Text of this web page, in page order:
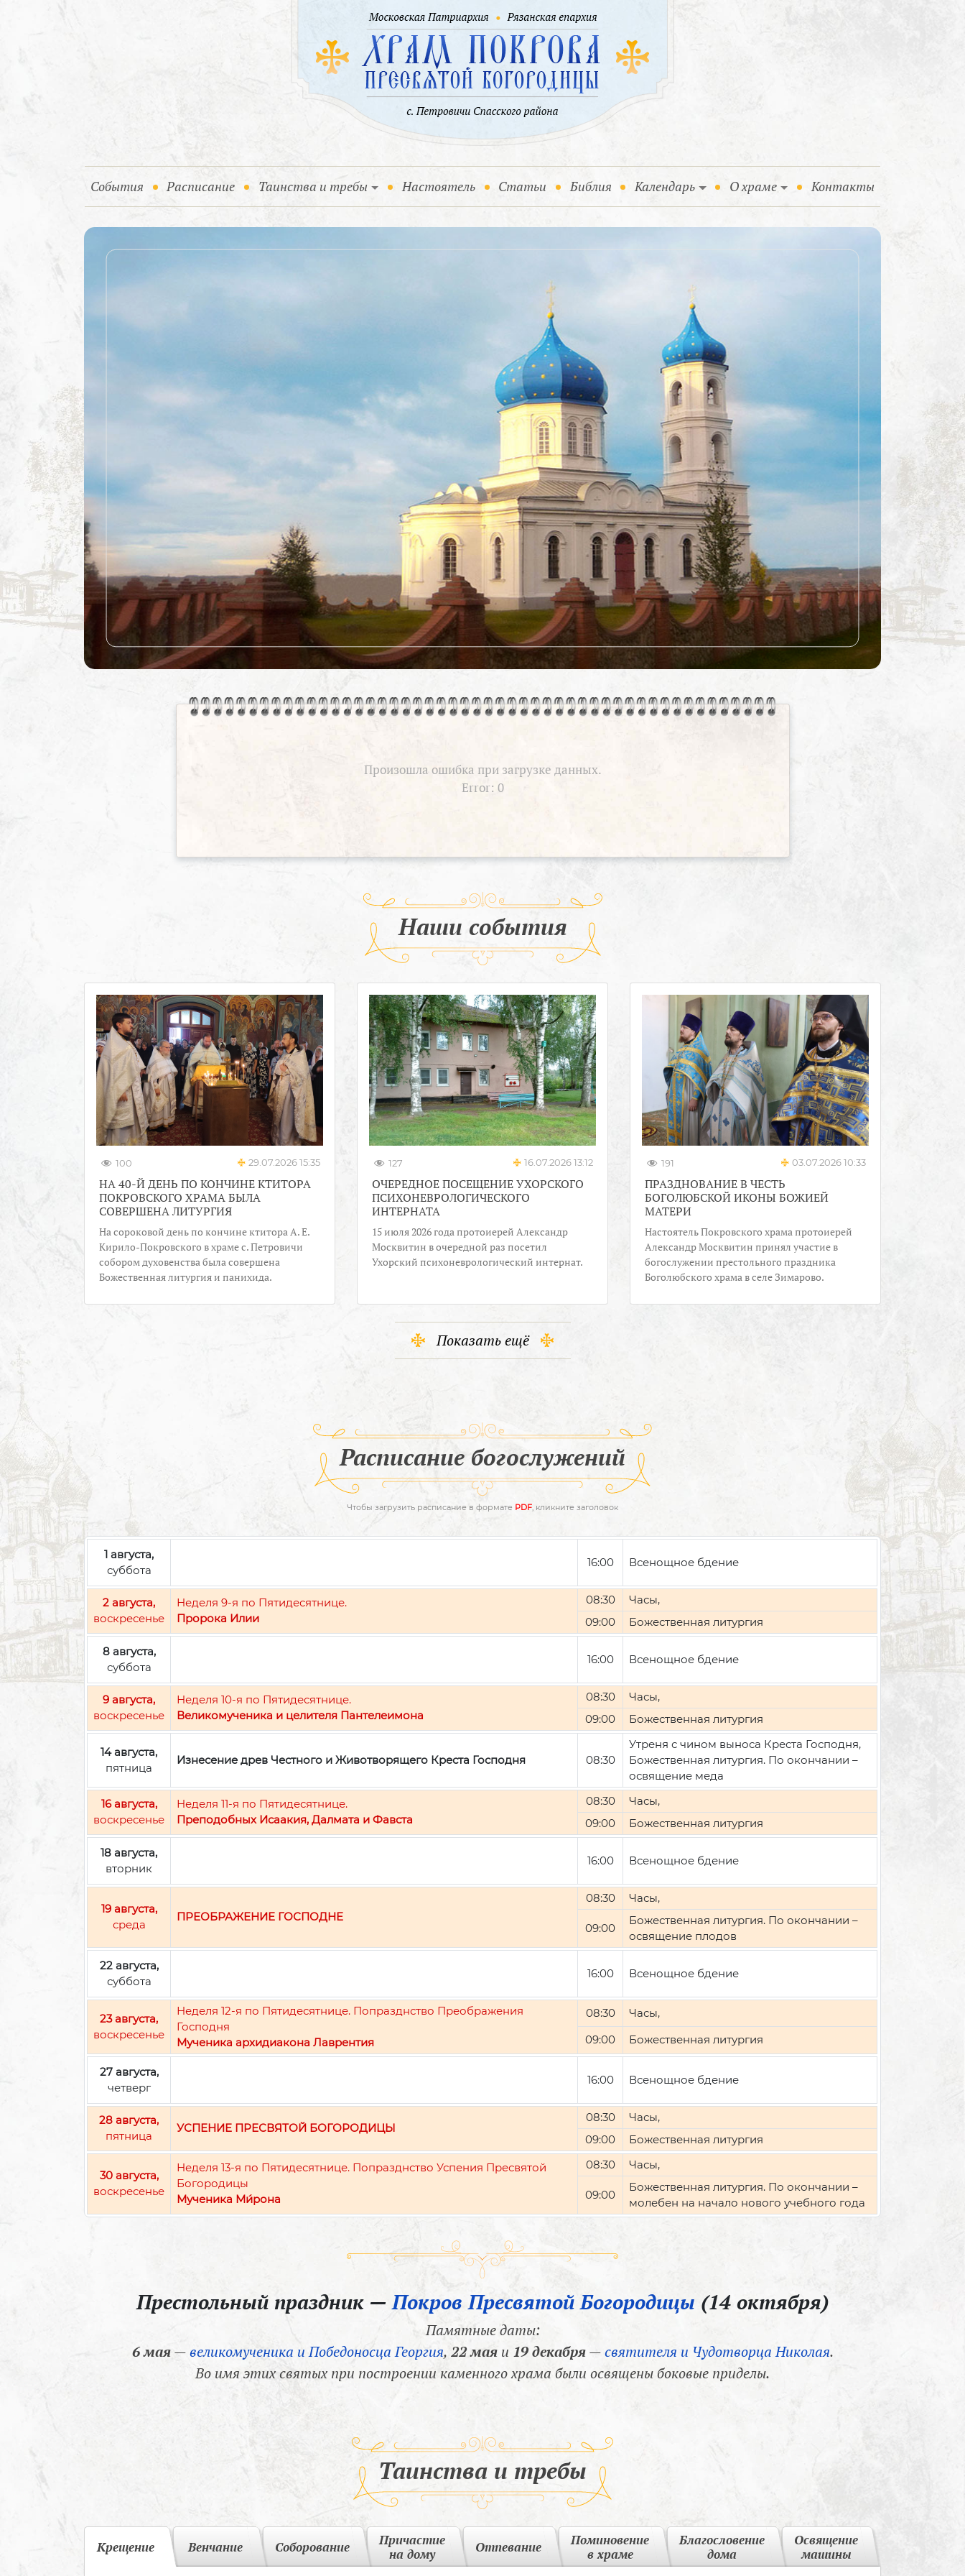
События (current)
Расписание Таинства и требы Настоятель Статьи Библия Календарь О храме Контакты
Произошла ошибка при загрузке данных.
Error: 0
Наши события
100 29.07.2026 15:35
НА 40-Й ДЕНЬ ПО КОНЧИНЕ КТИТОРА
ПОКРОВСКОГО ХРАМА БЫЛА
СОВЕРШЕНА ЛИТУРГИЯ
На сороковой день по кончине ктитора А. Е.
Кирило-Покровского в храме с. Петровичи
собором духовенства была совершена
Божественная литургия и панихида.
127 16.07.2026 13:12
ОЧЕРЕДНОЕ ПОСЕЩЕНИЕ УХОРСКОГО
ПСИХОНЕВРОЛОГИЧЕСКОГО
ИНТЕРНАТА
15 июля 2026 года протоиерей Александр
Москвитин в очередной раз посетил
Ухорский психоневрологический интернат.
191 03.07.2026 10:33
ПРАЗДНОВАНИЕ В ЧЕСТЬ
БОГОЛЮБСКОЙ ИКОНЫ БОЖИЕЙ
МАТЕРИ
Настоятель Покровского храма протоиерей
Александр Москвитин принял участие в
богослужении престольного праздника
Боголюбского храма в селе Зимарово.
Показать ещё
Расписание богослужений
Чтобы загрузить расписание в формате PDF, кликните заголовок
1 августа,
суббота
16:00 Всенощное бдение
2 августа,
воскресенье
Неделя 9-я по Пятидесятнице.
Пророка Илии
08:30
Часы,
09:00
Божественная литургия
8 августа,
суббота
16:00 Всенощное бдение
9 августа,
воскресенье
Неделя 10-я по Пятидесятнице.
Великомученика и целителя Пантелеимона
08:30
Часы,
09:00
Божественная литургия
14 августа,
пятница
Изнесение древ Честного и Животворящего Креста Господня 08:30
Утреня с чином выноса Креста Господня,
Божественная литургия. По окончании –
освящение меда
16 августа,
воскресенье
Неделя 11-я по Пятидесятнице.
Преподобных Исаакия, Далмата и Фавста
08:30
Часы,
09:00
Божественная литургия
18 августа,
вторник
16:00 Всенощное бдение
19 августа,
среда
ПРЕОБРАЖЕНИЕ ГОСПОДНЕ
08:30 Часы,
09:00
Божественная литургия. По окончании –
освящение плодов
22 августа,
суббота
16:00 Всенощное бдение
23 августа,
воскресенье
Неделя 12-я по Пятидесятнице. Попразднство Преображения
Господня
Мученика архидиакона Лаврентия
08:30
Часы,
09:00
Божественная литургия
27 августа,
четверг
16:00 Всенощное бдение
28 августа,
пятница
УСПЕНИЕ ПРЕСВЯТОЙ БОГОРОДИЦЫ
08:30
Часы,
09:00
Божественная литургия
30 августа,
воскресенье
Неделя 13-я по Пятидесятнице. Попразднство Успения Пресвятой
Богородицы
Мученика Ми́рона
08:30 Часы,
09:00
Божественная литургия. По окончании –
молебен на начало нового учебного года
Престольный праздник —Покров Пресвятой Богородицы (14 октября)
Памятные даты:
6 мая—великомученика и Победоносца Георгия, 22 маяи 19 декабря—святителя и Чудотворца Николая.
Во имя этих святых при построении каменного храма были освящены боковые приделы.
Таинства и требы
Крещение Венчание Соборование
Причастие
на дому
Отпевание
Поминовение
в храме
Благословение
дома
Освящение
машины